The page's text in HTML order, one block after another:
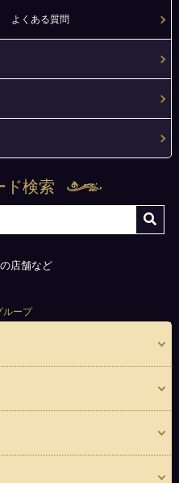
よくある質問
ド検索
店舗など
ループ